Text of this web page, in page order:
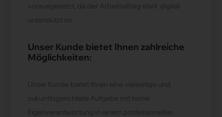
vorausgesetzt, da der Arbeitsalltag stark digital
unterstützt ist.
Unser Kunde bietet Ihnen zahlreiche
Möglichkeiten:
Unser Kunde bietet Ihnen eine vielseitige und
zukunftsgerichtete Aufgabe mit hoher
Eigenverantwortung in einem professionellen